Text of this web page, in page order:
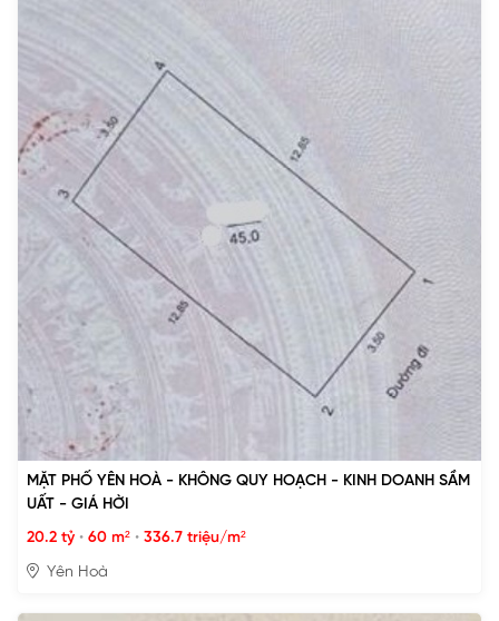
MẶT PHỐ YÊN HOÀ - KHÔNG QUY HOẠCH - KINH DOANH SẦM
UẤT - GIÁ HỜI
20.2 tỷ • 60 m² • 336.7 triệu/m²
Yên Hoà